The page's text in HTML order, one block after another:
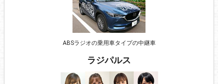
ABSラジオの乗用車タイプの中継車
ラジパルス